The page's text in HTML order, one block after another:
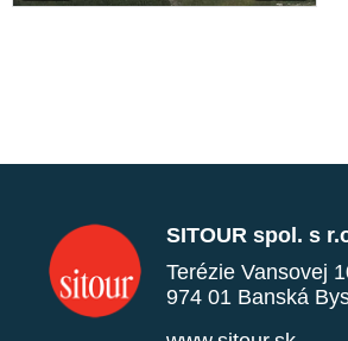
SITOUR spol. s
Terézie Vansovej
974 01 Banská